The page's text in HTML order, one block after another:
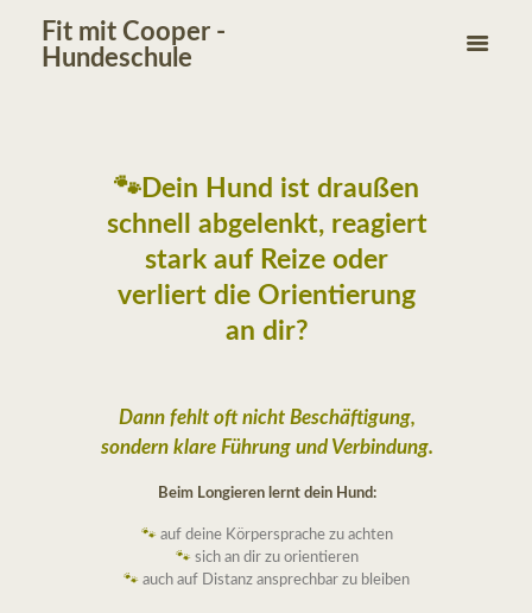
Fit mit Cooper -
Hundeschule
🐾Dein Hund ist draußen
schnell abgelenkt, reagiert
stark auf Reize oder
verliert die Orientierung
an dir?
Dann fehlt oft nicht Beschäftigung,
sondern klare Führung und Verbindung.
Beim Longieren lernt dein Hund:
🐾 auf deine Körpersprache zu achten
🐾 sich an dir zu orientieren
🐾 auch auf Distanz ansprechbar zu bleiben